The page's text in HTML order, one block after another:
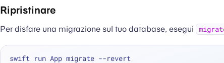
Ripristinare
Per disfare una migrazione sul tuo database, esegui